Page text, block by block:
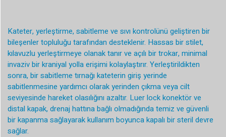
Kateter, yerleştirme, sabitleme ve sıvı kontrolünü geliştiren bir
bileşenler topluluğu tarafından desteklenir. Hassas bir stilet,
kılavuzlu yerleştirmeye olanak tanır ve açılı bir trokar, minimal
invaziv bir kraniyal yolla erişimi kolaylaştırır. Yerleştirildikten
sonra, bir sabitleme tırnağı kateterin giriş yerinde
sabitlenmesine yardımcı olarak yerinden çıkma veya cilt
seviyesinde hareket olasılığını azaltır. Luer lock konektör ve
distal kapak, drenaj hattına bağlı olmadığında temiz ve güvenli
bir kapanma sağlayarak kullanım boyunca kapalı bir steril devre
sağlar.